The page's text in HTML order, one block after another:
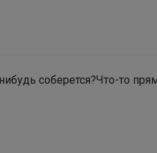
соберется?Что-то